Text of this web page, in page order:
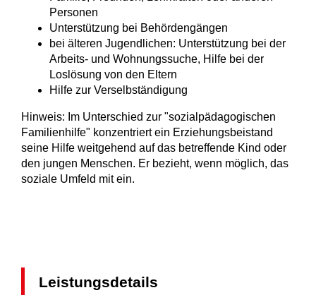
Personen
Unterstützung bei Behördengängen
bei älteren Jugendlichen: Unterstützung bei der
Arbeits- und Wohnungssuche, Hilfe bei der
Loslösung von den Eltern
Hilfe zur Verselbständigung
Hinweis: Im Unterschied zur "sozialpädagogischen
Familienhilfe" konzentriert ein Erziehungsbeistand
seine Hilfe weitgehend auf das betreffende Kind oder
den jungen Menschen. Er bezieht, wenn möglich, das
soziale Umfeld mit ein.
Leistungsdetails